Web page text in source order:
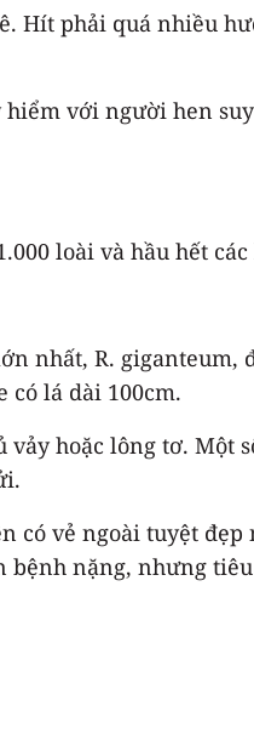
Hít phải quá nhiều
với người hen
loài và hầu hết
nhất, R. giganteum,
có lá dài 100cm.
hoặc lông tơ. Một
có vẻ ngoài tuyệt
nặng, nhưng